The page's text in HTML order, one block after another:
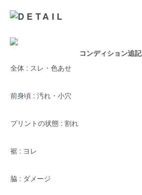
コンディション追記
全体 : スレ・色あせ
前身頃 : 汚れ・小穴
プリントの状態 : 割れ
裾 : ヨレ
脇 : ダメージ